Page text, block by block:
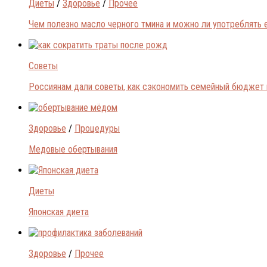
Диеты / Здоровье / Прочее
Чем полезно масло черного тмина и можно ли употреблять
Советы
Россиянам дали советы, как сэкономить семейный бюджет
Здоровье / Процедуры
Медовые обертывания
Диеты
Японская диета
Здоровье / Прочее